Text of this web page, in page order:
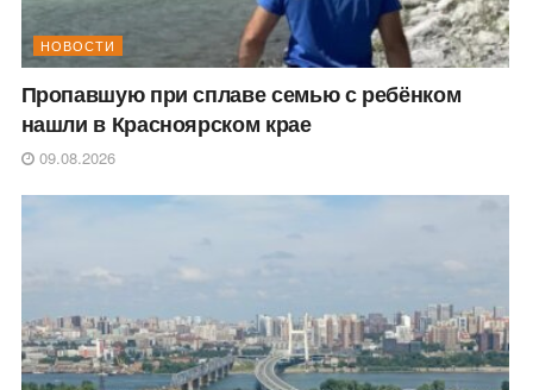
НОВОСТИ
Пропавшую при сплаве семью с ребёнком
нашли в Красноярском крае
09.08.2026